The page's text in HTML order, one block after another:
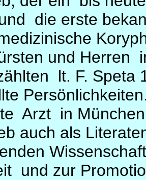
die erste
und Herren
lt. F. Speta
Arzt in
auch als
und zur